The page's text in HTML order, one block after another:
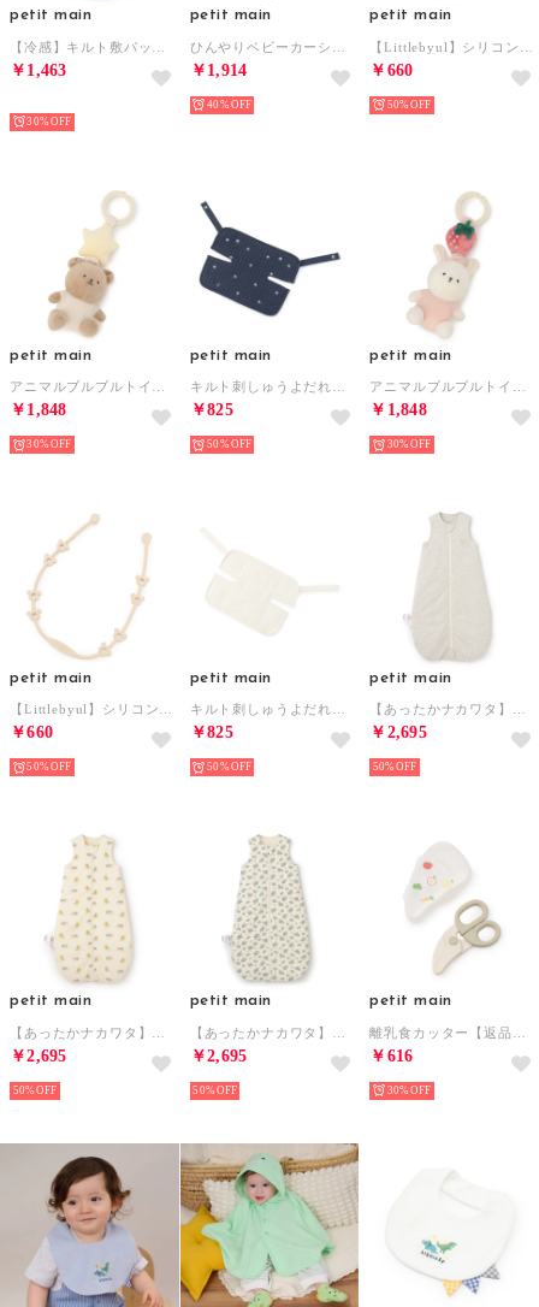
petit main
￥1,463
30%
petit main
￥1,914
40%
petit main
￥660
50%
petit main
￥1,848
30%
petit main
￥825
50%
petit main
￥1,848
30%
petit main
￥660
50%
petit main
￥825
50%
petit main
￥2,695
50%
petit main
￥2,695
50%
petit main
￥2,695
50%
petit main
￥616
30%